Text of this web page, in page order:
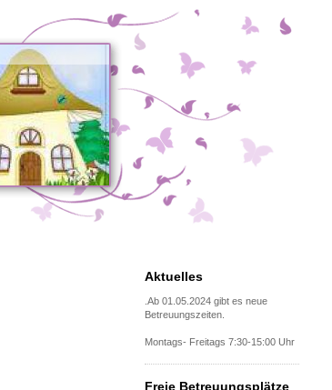
Aktuelles
.Ab 01.05.2024 gibt es neue
Betreuungszeiten.
Montags- Freitags 7:30-15:00 Uhr
Freie Betreuungsplätze